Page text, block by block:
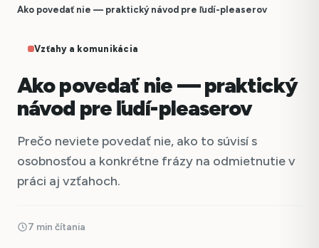
Ako povedať nie — praktický návod pre ľudí-pleaserov
Vzťahy a komunikácia
Ako povedať nie — praktický
návod pre ľudí-pleaserov
Prečo neviete povedať nie, ako to súvisí s
osobnosťou a konkrétne frázy na odmietnutie v
práci aj vzťahoch.
7 min čítania